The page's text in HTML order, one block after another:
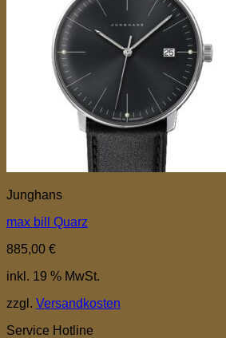
Junghans
max bill Quarz
885,00 €
inkl. 19 % MwSt.
zzgl. Versandkosten
Service Hotline